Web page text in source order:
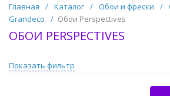
Главная / Каталог / Обои и фрески /
Grandeco
/ Обои Perspectives
ОБОИ PERSPECTIVES
Показать фильтр